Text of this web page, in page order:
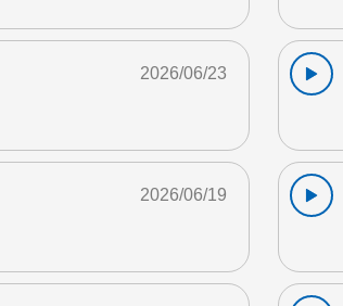
2026/06/23
2026/06/19